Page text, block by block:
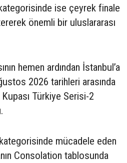
ise çeyrek finale
önemli bir uluslararası
hemen ardından İstanbul’a
2026 tarihleri arasında
Türkiye Serisi-2
mücadele eden
Consolation tablosunda